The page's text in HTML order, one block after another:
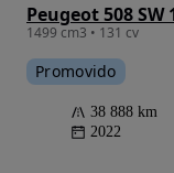
Peugeot 508 SW
1499 cm3 • 131 cv
Promovido
38 888 km
2022